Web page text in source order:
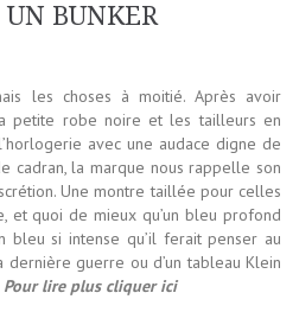
BUNKER
les choses à moitié. Après avoir
petite robe noire et les tailleurs en
avec une audace digne de
cadran, la marque nous rappelle son
Une montre taillée pour celles
et quoi de mieux qu’un bleu profond
bleu si intense qu’il ferait penser au
guerre ou d’un tableau Klein
Pour lire plus cliquer ici